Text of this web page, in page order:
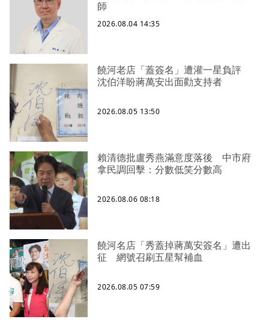
師
2026.08.04 14:35
饒河老店「蓋簽名」遭灌一星負評
沈伯洋盼蔣萬安出面勸支持者
2026.08.05 13:50
賴清德批盧秀燕滿意度落後 中市府
拿民調回擊：分數低笑分數高
2026.08.06 08:18
饒河名店「秀蓋掉蔣萬安簽名」遭出
征 網號召刷五星幫補血
2026.08.05 07:59